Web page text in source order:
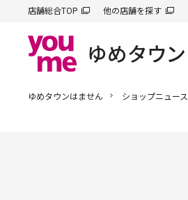
店舗総合TOP 他の店舗を探す
ゆめタウンはません ショップニュース